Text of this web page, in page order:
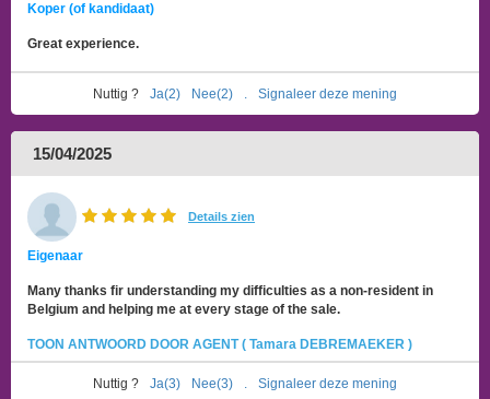
Koper (of kandidaat)
Great experience.
Nuttig ? Ja(2) Nee(2) Signaleer deze mening
15/04/2025
Details zien
Eigenaar
Many thanks fir understanding my difficulties as a non-resident in
Belgium and helping me at every stage of the sale.
TOON ANTWOORD DOOR AGENT ( Tamara DEBREMAEKER )
Nuttig ? Ja(3) Nee(3) Signaleer deze mening